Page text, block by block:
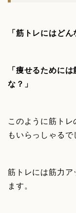
「筋トレにはど
「痩せるために
な？」
このように筋ト
もいらっしゃるで
筋トレには筋力ア
ます。